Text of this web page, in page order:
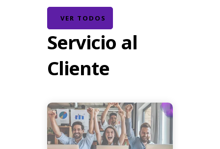
VER TODOS
Servicio al
Cliente